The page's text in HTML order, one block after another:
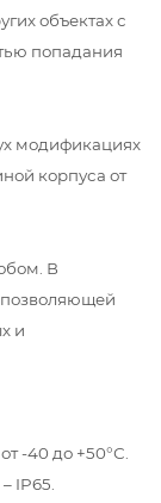
объектах с
попадания
модификациях
корпуса от
В
и
-40 до +50°С.
IP65.